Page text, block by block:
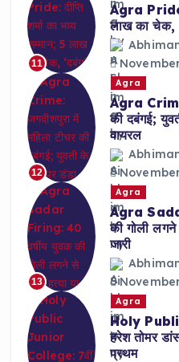
11
Agra Pride:
लाख का चेक,
12
Agra
Agra
की दबंगई;
वायरल
13
Agra
Agra
की गोली लगने
जारी
Agra
Holy
हरेश तोमर
प्रथम